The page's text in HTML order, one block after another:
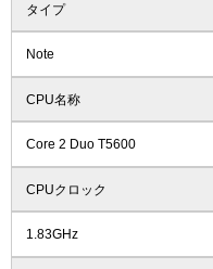
タイプ
Note
CPU名称
Core 2 Duo T5600
CPUクロック
1.83GHz